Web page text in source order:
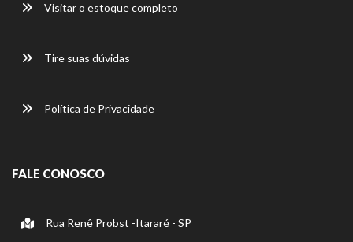
Visitar o estoque completo
Tire suas dúvidas
Política de Privacidade
FALE CONOSCO
Rua Renê Probst -Itararé - SP